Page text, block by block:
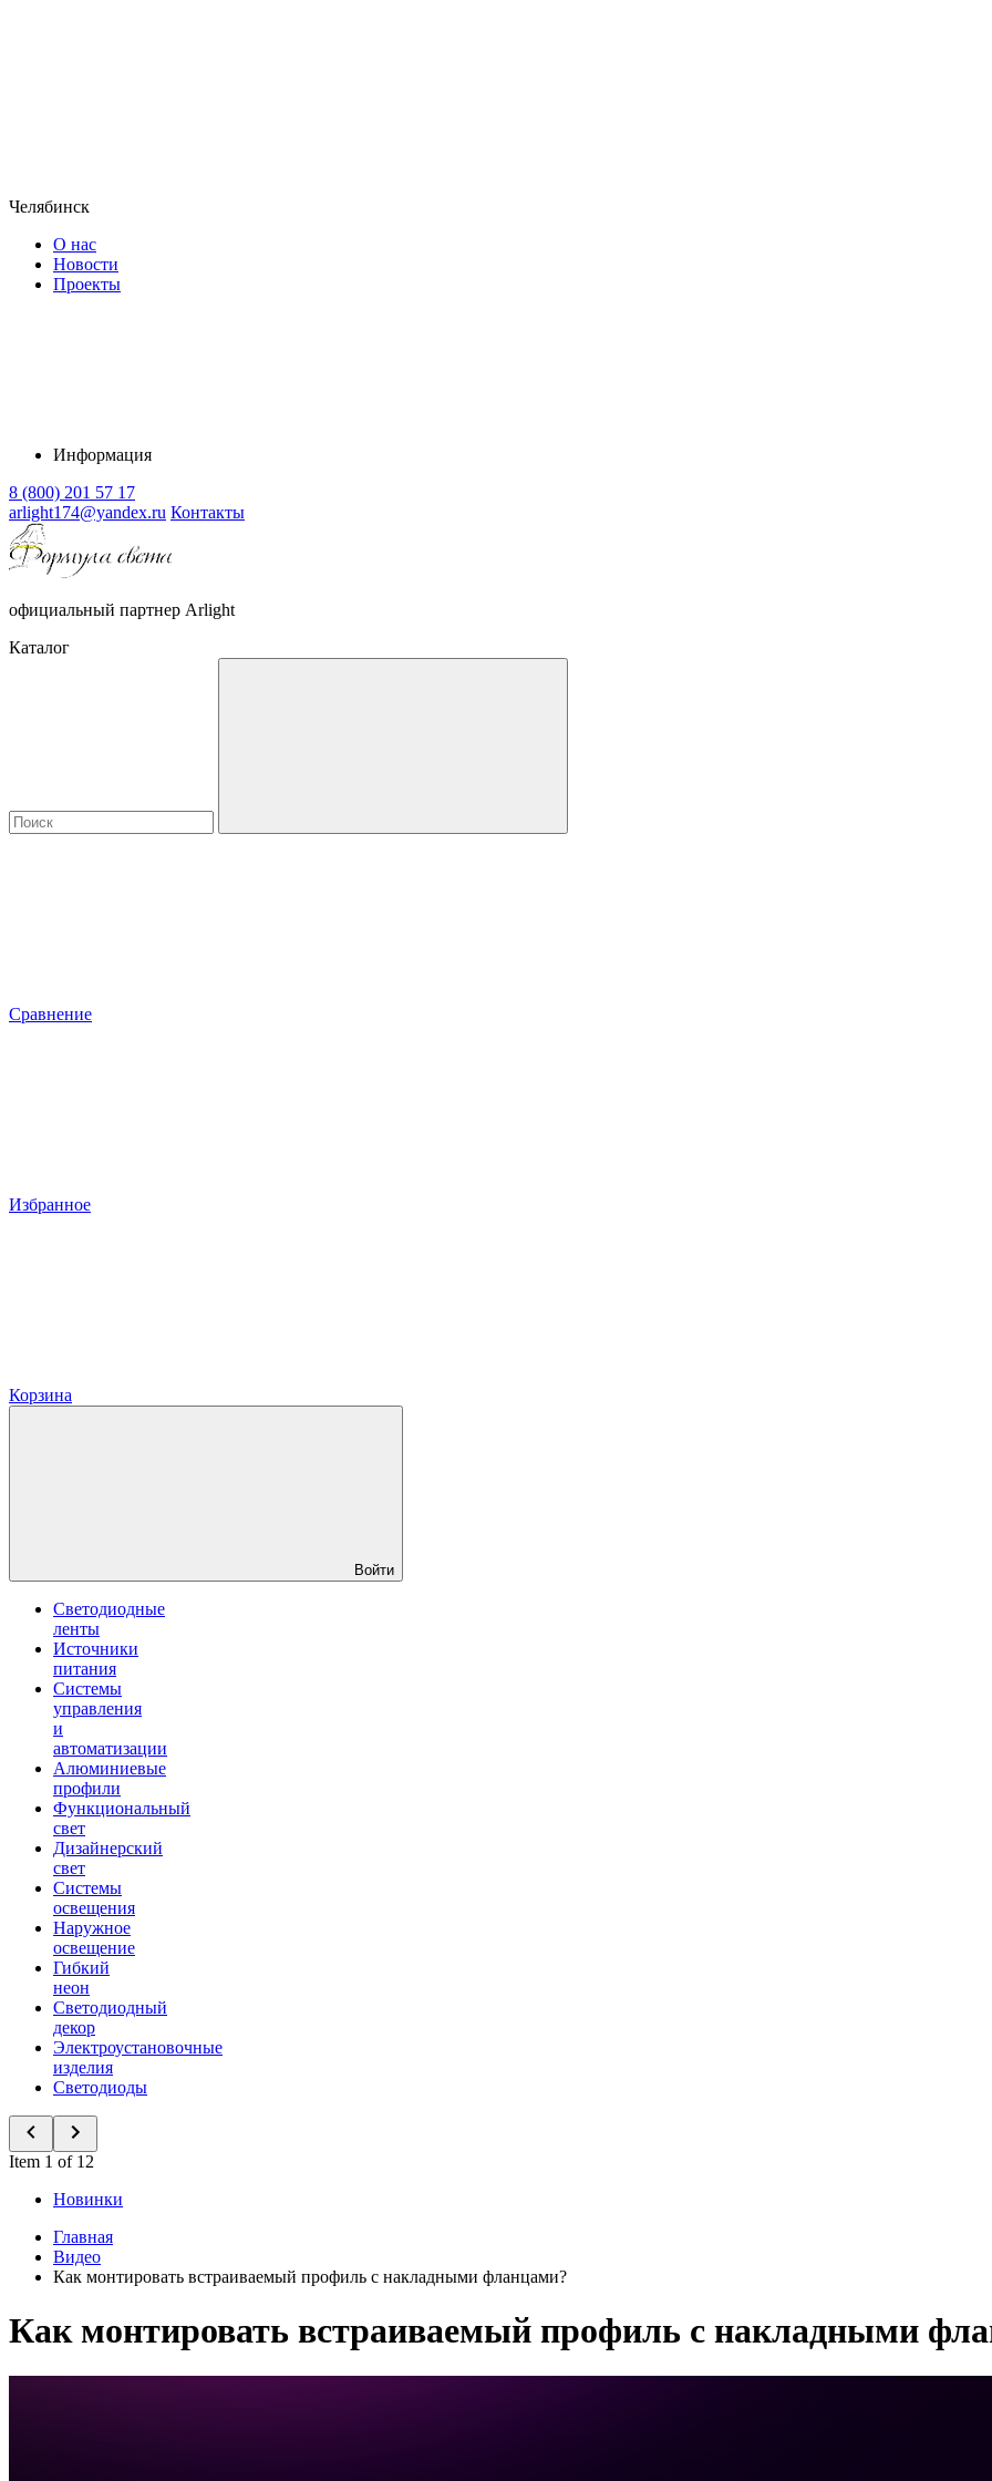
Челябинск
О нас
Новости
Проекты
Информация
8 (800) 201 57 17
arlight174@yandex.ru Контакты
официальный партнер Arlight
Каталог
Сравнение
Избранное
Корзина
Войти
Светодиодные
ленты
Источники
питания
Системы
управления
и
автоматизации
Алюминиевые
профили
Функциональный
свет
Дизайнерский
свет
Системы
освещения
Наружное
освещение
Гибкий
неон
Светодиодный
декор
Электроустановочные
изделия
Светодиоды
Item 1 of 12
Новинки
Главная
Видео
Как монтировать встраиваемый профиль с накладными фланцами?
Как монтировать встраиваемый профиль с накладными